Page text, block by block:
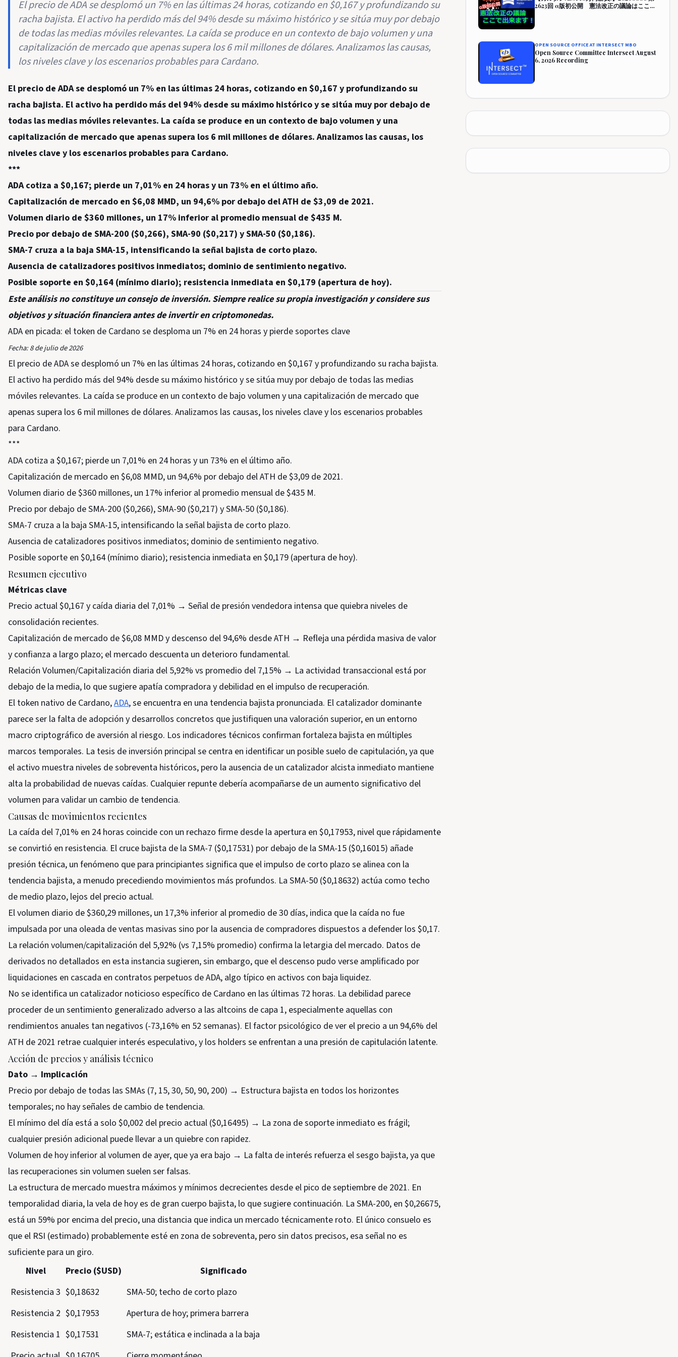
El precio de ADA se desplomó un 7% en las últimas 24 horas, cotizando en $0,167 y profundizando su
racha bajista. El activo ha perdido más del 94% desde su máximo histórico y se sitúa muy por debajo
de todas las medias móviles relevantes. La caída se produce en un contexto de bajo volumen y una
capitalización de mercado que apenas supera los 6 mil millones de dólares. Analizamos las causas,
los niveles clave y los escenarios probables para Cardano.
El precio de ADA se desplomó un 7% en las últimas 24 horas, cotizando en $0,167 y profundizando su
racha bajista. El activo ha perdido más del 94% desde su máximo histórico y se sitúa muy por debajo de
todas las medias móviles relevantes. La caída se produce en un contexto de bajo volumen y una
capitalización de mercado que apenas supera los 6 mil millones de dólares. Analizamos las causas, los
niveles clave y los escenarios probables para Cardano.
***
ADA cotiza a $0,167; pierde un 7,01% en 24 horas y un 73% en el último año.
Capitalización de mercado en $6,08 MMD, un 94,6% por debajo del ATH de $3,09 de 2021.
Volumen diario de $360 millones, un 17% inferior al promedio mensual de $435 M.
Precio por debajo de SMA-200 ($0,266), SMA-90 ($0,217) y SMA-50 ($0,186).
SMA-7 cruza a la baja SMA-15, intensificando la señal bajista de corto plazo.
Ausencia de catalizadores positivos inmediatos; dominio de sentimiento negativo.
Posible soporte en $0,164 (mínimo diario); resistencia inmediata en $0,179 (apertura de hoy).
Este análisis no constituye un consejo de inversión. Siempre realice su propia investigación y considere sus
objetivos y situación financiera antes de invertir en criptomonedas.
ADA en picada: el token de Cardano se desploma un 7% en 24 horas y pierde soportes clave
Fecha: 8 de julio de 2026
El precio de ADA se desplomó un 7% en las últimas 24 horas, cotizando en $0,167 y profundizando su racha bajista.
El activo ha perdido más del 94% desde su máximo histórico y se sitúa muy por debajo de todas las medias
móviles relevantes. La caída se produce en un contexto de bajo volumen y una capitalización de mercado que
apenas supera los 6 mil millones de dólares. Analizamos las causas, los niveles clave y los escenarios probables
para Cardano.
***
ADA cotiza a $0,167; pierde un 7,01% en 24 horas y un 73% en el último año.
Capitalización de mercado en $6,08 MMD, un 94,6% por debajo del ATH de $3,09 de 2021.
Volumen diario de $360 millones, un 17% inferior al promedio mensual de $435 M.
Precio por debajo de SMA-200 ($0,266), SMA-90 ($0,217) y SMA-50 ($0,186).
SMA-7 cruza a la baja SMA-15, intensificando la señal bajista de corto plazo.
Ausencia de catalizadores positivos inmediatos; dominio de sentimiento negativo.
Posible soporte en $0,164 (mínimo diario); resistencia inmediata en $0,179 (apertura de hoy).
Resumen ejecutivo
Métricas clave
Precio actual $0,167 y caída diaria del 7,01% → Señal de presión vendedora intensa que quiebra niveles de
consolidación recientes.
Capitalización de mercado de $6,08 MMD y descenso del 94,6% desde ATH → Refleja una pérdida masiva de valor
y confianza a largo plazo; el mercado descuenta un deterioro fundamental.
Relación Volumen/Capitalización diaria del 5,92% vs promedio del 7,15% → La actividad transaccional está por
debajo de la media, lo que sugiere apatía compradora y debilidad en el impulso de recuperación.
El token nativo de Cardano,ADA, se encuentra en una tendencia bajista pronunciada. El catalizador dominante
parece ser la falta de adopción y desarrollos concretos que justifiquen una valoración superior, en un entorno
macro criptográfico de aversión al riesgo. Los indicadores técnicos confirman fortaleza bajista en múltiples
marcos temporales. La tesis de inversión principal se centra en identificar un posible suelo de capitulación, ya que
el activo muestra niveles de sobreventa históricos, pero la ausencia de un catalizador alcista inmediato mantiene
alta la probabilidad de nuevas caídas. Cualquier repunte debería acompañarse de un aumento significativo del
volumen para validar un cambio de tendencia.
Causas de movimientos recientes
La caída del 7,01% en 24 horas coincide con un rechazo firme desde la apertura en $0,17953, nivel que rápidamente
se convirtió en resistencia. El cruce bajista de la SMA-7 ($0,17531) por debajo de la SMA-15 ($0,16015) añade
presión técnica, un fenómeno que para principiantes significa que el impulso de corto plazo se alinea con la
tendencia bajista, a menudo precediendo movimientos más profundos. La SMA-50 ($0,18632) actúa como techo
de medio plazo, lejos del precio actual.
El volumen diario de $360,29 millones, un 17,3% inferior al promedio de 30 días, indica que la caída no fue
impulsada por una oleada de ventas masivas sino por la ausencia de compradores dispuestos a defender los $0,17.
La relación volumen/capitalización del 5,92% (vs 7,15% promedio) confirma la letargia del mercado. Datos de
derivados no detallados en esta instancia sugieren, sin embargo, que el descenso pudo verse amplificado por
liquidaciones en cascada en contratos perpetuos de ADA, algo típico en activos con baja liquidez.
No se identifica un catalizador noticioso específico de Cardano en las últimas 72 horas. La debilidad parece
proceder de un sentimiento generalizado adverso a las altcoins de capa 1, especialmente aquellas con
rendimientos anuales tan negativos (-73,16% en 52 semanas). El factor psicológico de ver el precio a un 94,6% del
ATH de 2021 retrae cualquier interés especulativo, y los holders se enfrentan a una presión de capitulación latente.
Acción de precios y análisis técnico
Dato → Implicación
Precio por debajo de todas las SMAs (7, 15, 30, 50, 90, 200) → Estructura bajista en todos los horizontes
temporales; no hay señales de cambio de tendencia.
El mínimo del día está a solo $0,002 del precio actual ($0,16495) → La zona de soporte inmediato es frágil;
cualquier presión adicional puede llevar a un quiebre con rapidez.
Volumen de hoy inferior al volumen de ayer, que ya era bajo → La falta de interés refuerza el sesgo bajista, ya que
las recuperaciones sin volumen suelen ser falsas.
La estructura de mercado muestra máximos y mínimos decrecientes desde el pico de septiembre de 2021. En
temporalidad diaria, la vela de hoy es de gran cuerpo bajista, lo que sugiere continuación. La SMA-200, en $0,26675,
está un 59% por encima del precio, una distancia que indica un mercado técnicamente roto. El único consuelo es
que el RSI (estimado) probablemente esté en zona de sobreventa, pero sin datos precisos, esa señal no es
suficiente para un giro.
Nivel
Precio ($USD)
Significado
Resistencia 3 $0,18632
SMA-50; techo de corto plazo
Resistencia 2 $0,17953
Apertura de hoy; primera barrera
Resistencia 1 $0,17531
SMA-7; estática e inclinada a la baja
2623回 α版初公開 憲法改正の議論はここで
OPEN SOURCE OFFICE AT INTERSECT MBO
Open Source Committee Intersect August
6, 2026 Recording